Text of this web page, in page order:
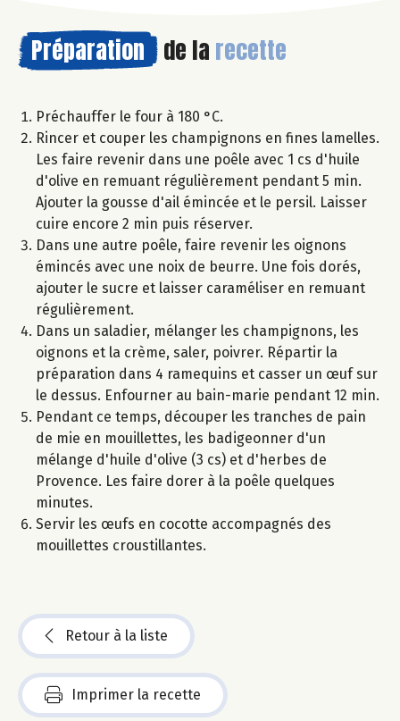
Préparation de la recette
Préchauffer le four à 180 °C.
Rincer et couper les champignons en fines lamelles.
Les faire revenir dans une poêle avec 1 cs d'huile
d'olive en remuant régulièrement pendant 5 min.
Ajouter la gousse d'ail émincée et le persil. Laisser
cuire encore 2 min puis réserver.
Dans une autre poêle, faire revenir les oignons
émincés avec une noix de beurre. Une fois dorés,
ajouter le sucre et laisser caraméliser en remuant
régulièrement.
Dans un saladier, mélanger les champignons, les
oignons et la crème, saler, poivrer. Répartir la
préparation dans 4 ramequins et casser un œuf sur
le dessus. Enfourner au bain-marie pendant 12 min.
Pendant ce temps, découper les tranches de pain
de mie en mouillettes, les badigeonner d'un
mélange d'huile d'olive (3 cs) et d'herbes de
Provence. Les faire dorer à la poêle quelques
minutes.
Servir les œufs en cocotte accompagnés des
mouillettes croustillantes.
Retour à la liste
Imprimer la recette